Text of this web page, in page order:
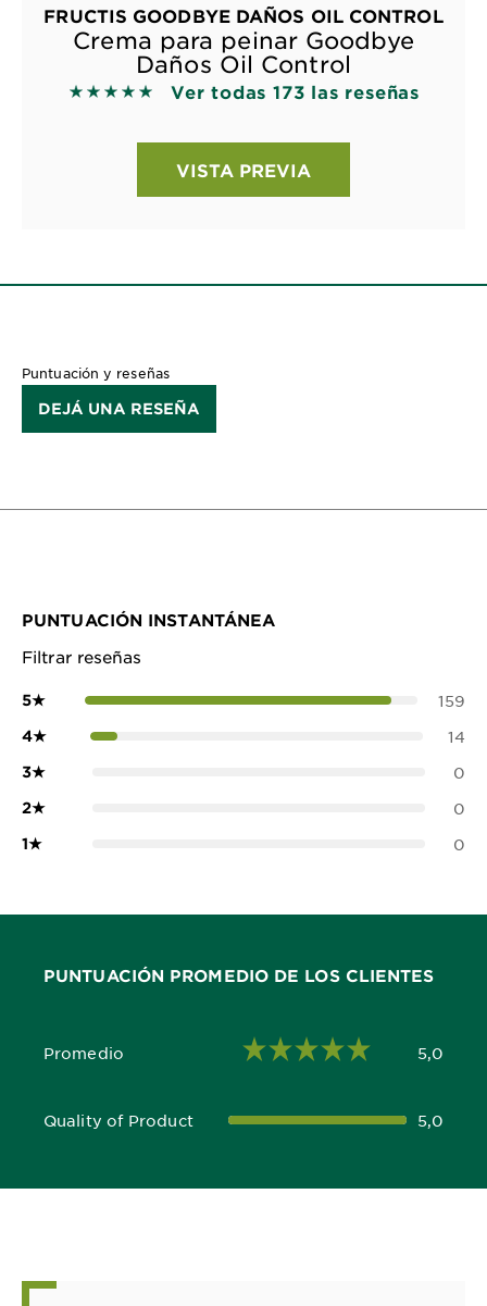
FRUCTIS GOODBYE DAÑOS OIL CONTROL
Crema para peinar Goodbye
Daños Oil Control
5 out of 5 stars based on reviews
Ver todas 173 las reseñas
VISTA PREVIA
Puntuación y reseñas
DEJÁ UNA RESEÑA
PUNTUACIÓN INSTANTÁNEA
Filtrar reseñas
5★ 159
4★ 14
3★ 0
2★ 0
1★ 0
PUNTUACIÓN PROMEDIO DE LOS CLIENTES
Promedio
5,0 out of 5 stars 5,0
Quality of Product
5,0 out of 5 stars 5,0